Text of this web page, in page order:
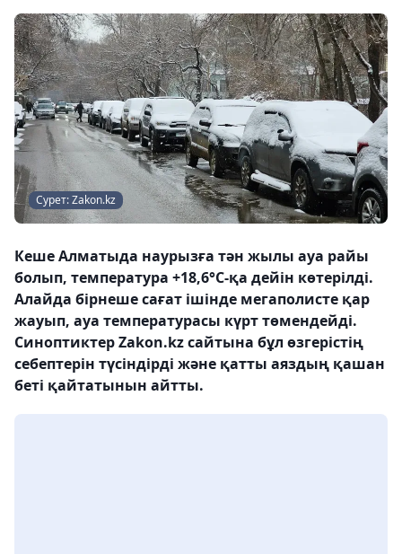
Сурет: Zakon.kz
Кеше Алматыда наурызға тән жылы ауа райы
болып, температура +18,6°С-қа дейін көтерілді.
Алайда бірнеше сағат ішінде мегаполисте қар
жауып, ауа температурасы күрт төмендейді.
Синоптиктер Zakon.kz сайтына бұл өзгерістің
себептерін түсіндірді және қатты аяздың қашан
беті қайтатынын айтты.